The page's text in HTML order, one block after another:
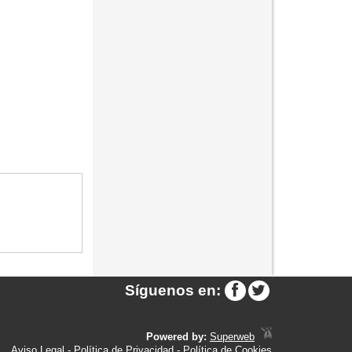
Síguenos en:
Powered by: Superweb